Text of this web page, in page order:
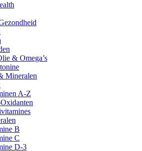
& Omega’s
Mineralen
A-Z
B
C
D-3